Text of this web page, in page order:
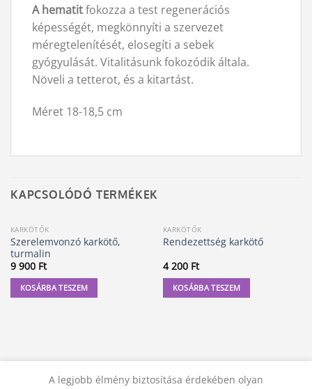
A hematitfokozza a test regenerációs
képességét, megkönnyíti a szervezet
méregtelenítését, elosegíti a sebek
gyógyulását. Vitalitásunk fokozódik általa.
Növeli a tetterot, és a kitartást.
Méret 18-18,5 cm
KAPCSOLÓDÓ TERMÉKEK
KARKÖTŐK
Szerelemvonzó karkötő,
turmalin
9 900 Ft
KOSÁRBA TESZEM
KARKÖTŐK
Rendezettség karkötő
4 200 Ft
KOSÁRBA TESZEM
A legjobb élmény biztosítása érdekében olyan